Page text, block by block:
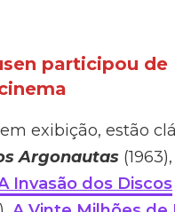
participou de
exibição, estão
Argonautas (1963),
Invasão dos Discos